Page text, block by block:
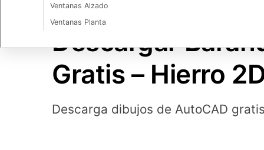
Ventanas Alzado
Ventanas Planta
ARQUITECTURA Y CONSTRUCCIÓN
Descargar
Gratis – Hierro
Descarga dibujos de AutoCAD gratis